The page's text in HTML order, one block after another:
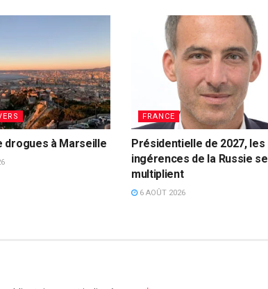
drogues à Marseille
FRANCE
Présidentielle de 2027, les
ingérences de la Russie se
multiplient
6 AOÛT 2026